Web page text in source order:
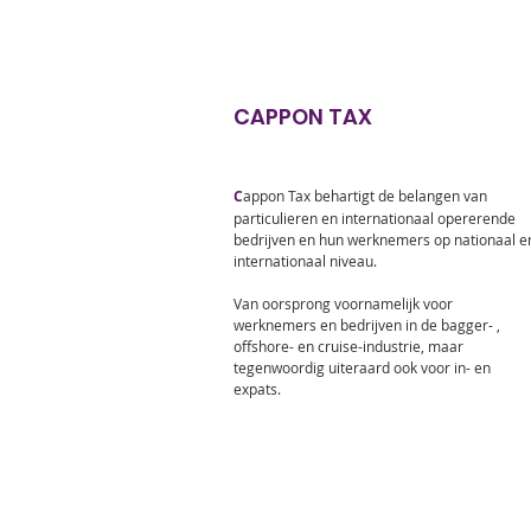
CAPPON TAX
Cappon Tax behartigt de belangen van
particulieren en internationaal opererende
bedrijven en hun werknemers op nationaal
internationaal niveau.
Van oorsprong voornamelijk voor
werknemers en bedrijven in de bagger- ,
offshore- en cruise-industrie, maar
tegenwoordig uiteraard ook voor in- en
expats.